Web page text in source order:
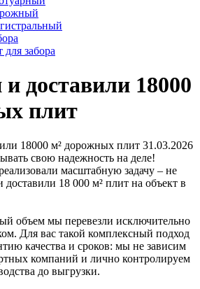
забора
доставили 18000
плит
31.03.2026
свою надежность на деле!
масштабную задачу – не
доставили 18 000 м² плит на объект в
объем мы перевезли исключительно
Для вас такой комплексный подход
качества и сроков: мы не зависим
компаний и лично контролируем
до выгрузки.